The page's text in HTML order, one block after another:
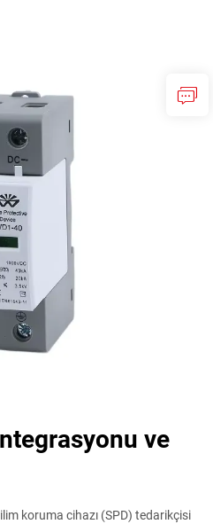
ve
koruma cihazı (SPD) tedarikçisi